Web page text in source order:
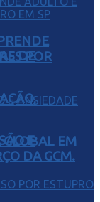
DE
GLOBAL EM
POR
E
DA GCM.